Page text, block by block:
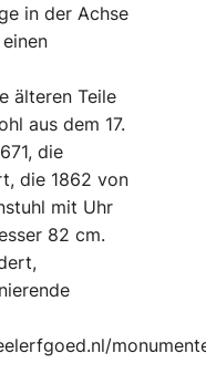
in der Achse
älteren Teile
aus dem 17.
die
die 1862 von
mit Uhr
82 cm.